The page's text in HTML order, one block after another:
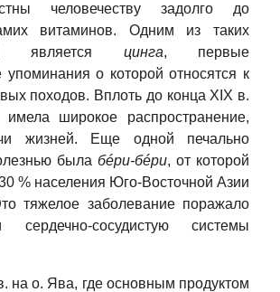
человечеству задолго до
витаминов. Одним из таких
является цинга, первые
упоминания о которой относятся к
походов. Вплоть до конца XIX в.
имела широкое распространение,
жизней. Еще одной печально
была бéри-бéри, от которой
% населения Юго-Восточной Азии
тяжелое заболевание поражало
сосудистую системы
на о. Ява, где основным продуктом